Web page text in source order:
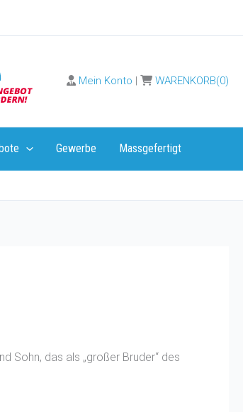
Mein Konto | WARENKORB(0)
Gewerbe Massgefertigt
Sohn, das als „großer Bruder“ des